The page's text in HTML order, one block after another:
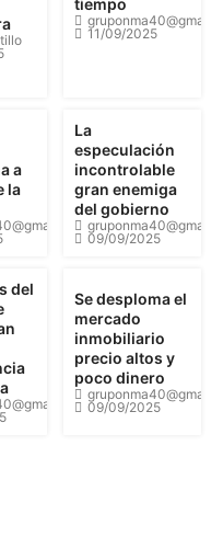
11/09/2025
a
la
La
especulación
incontrolable
gran enemiga
del gobierno
09/09/2025
del
Se desploma el
mercado
inmobiliario
precio altos y
poco dinero
09/09/2025